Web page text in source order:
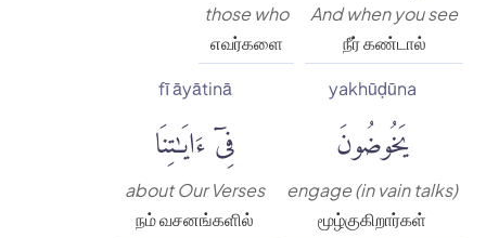
And when you see
நீர் கண்டால்
those who
எவர்களை
yakhūḍūna
يَخُوضُونَ
engage (in vain talks)
மூழ்குகிறார்கள்
fī āyātinā
فِىٓ ءَايَٰتِنَا
about Our Verses
நம் வசனங்களில்